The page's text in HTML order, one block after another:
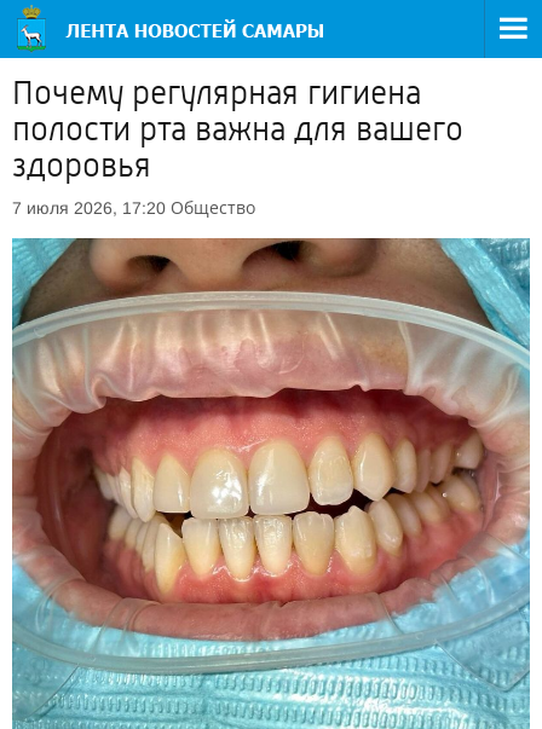
Почему регулярная гигиена
полости рта важна для вашего
здоровья
7 июля 2026, 17:20 Общество